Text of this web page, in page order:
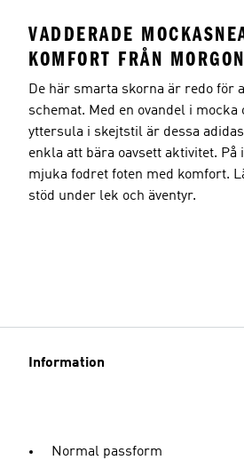
VADDERADE
KOMFORT FRÅN
De här smarta skorna är redo för
schemat. Med en ovandel i mocka
yttersula i skejtstil är dessa
enkla att bära oavsett aktivitet.
mjuka fodret foten med komfort.
stöd under lek och äventyr.
Information
Normal passform